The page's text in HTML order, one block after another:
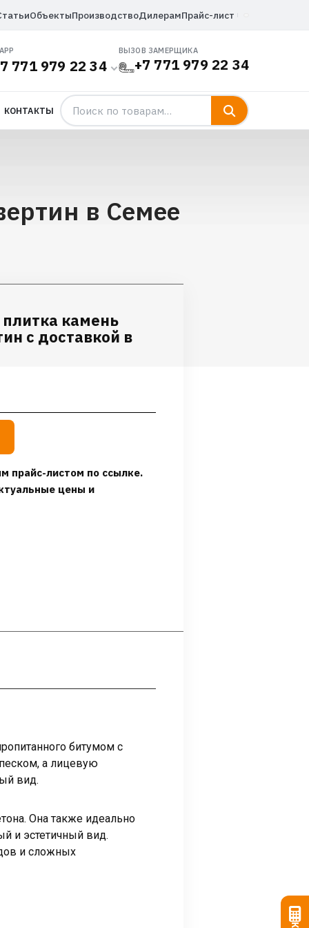
ОбъектыПроизводствоДилерамПрайс-лист
771 979 22 34
ВЫЗОВ ЗАМЕРЩИКА
+7 771 979 22 34
КОНТАКТЫ
в Семее
камень
с доставкой в
прайс-листом по ссылке.
цены и
битумом с
а лицевую
вид.
Она также идеально
и эстетичный вид.
и сложных